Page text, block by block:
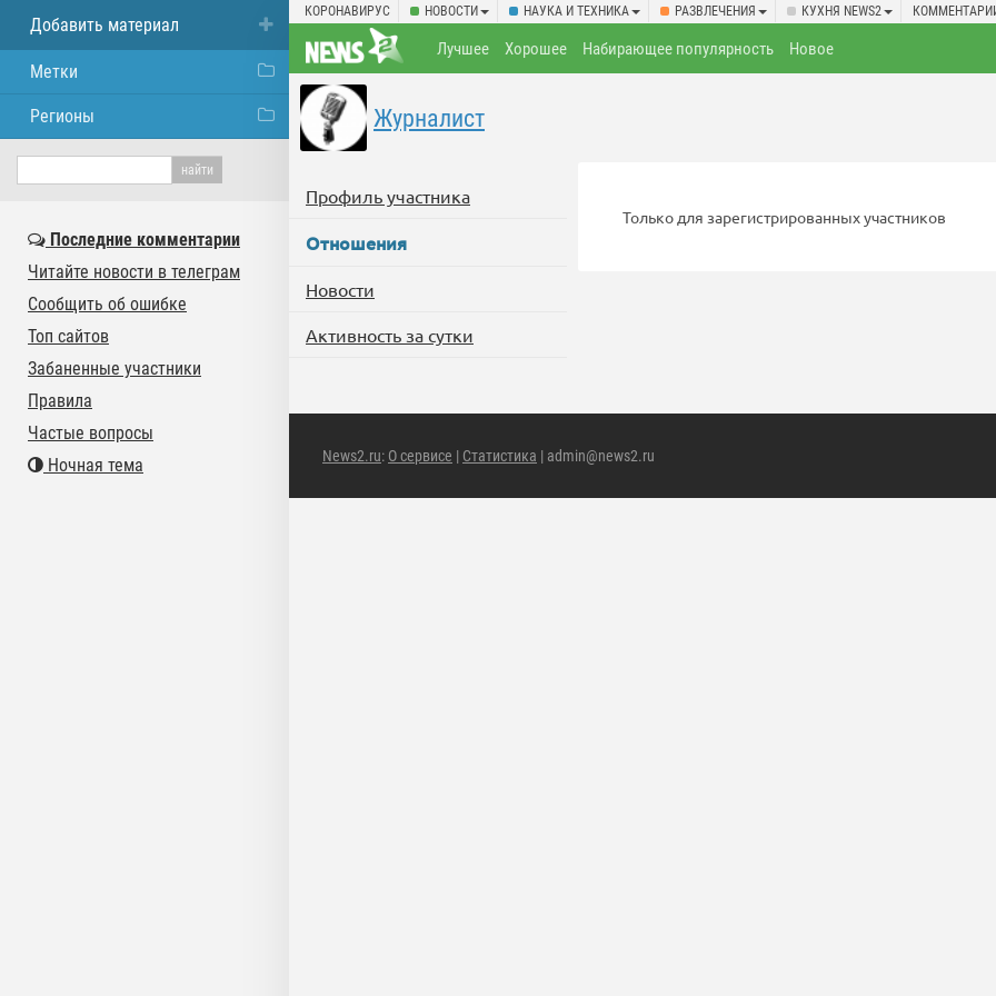
КОРОНАВИРУС НОВОСТИ НАУКА И ТЕХНИКА РАЗВЛЕЧЕНИЯ КУХНЯ NEWS2
Лучшее Хорошее Набирающее популярность Новое
Журналист
Профиль участника
Отношения
Новости
Активность за сутки
Только для зарегистрированных участников
News2.ru: О сервисе | Статистика | admin@news2.ru
Добавить материал
Метки
Регионы
Последние комментарии
Читайте новости в телеграм
Сообщить об ошибке
Топ сайтов
Забаненные участники
Правила
Частые вопросы
Ночная тема